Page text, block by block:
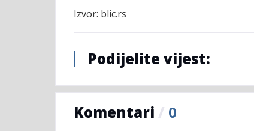
Izvor: blic.rs
Podijelite vijest:
Komentari / 0